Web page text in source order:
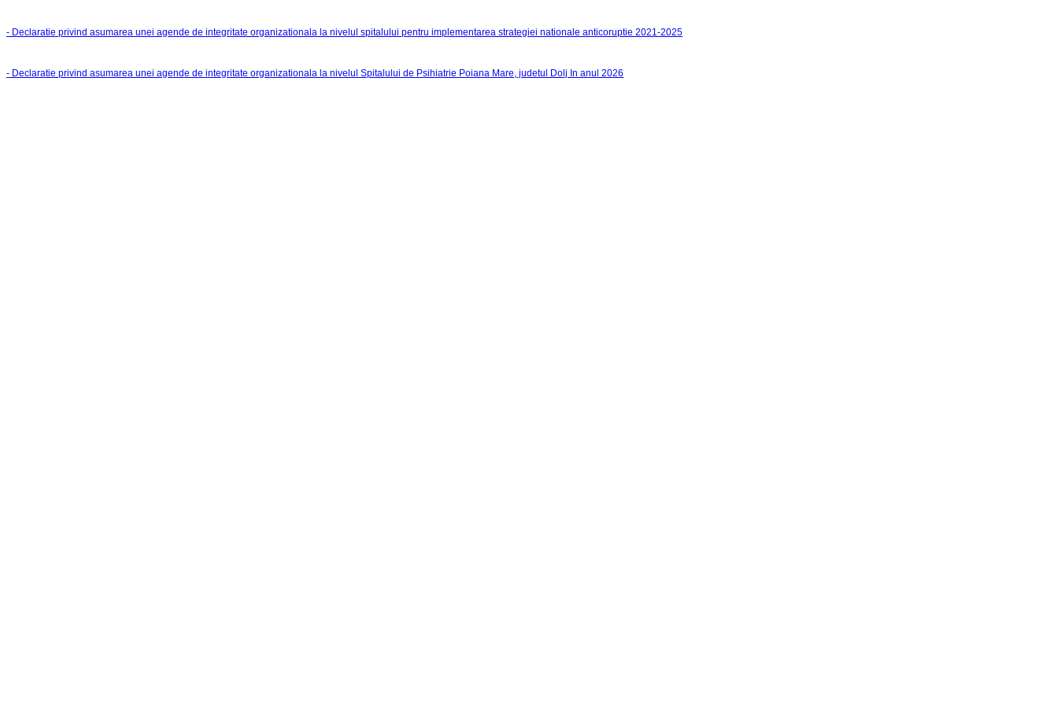
- Declaratie privind asumarea unei agende de integritate organizationala la nivelul spitalului pentru implementarea strategiei nationale anticoruptie 2021-2025
- Declaratie privind asumarea unei agende de integritate organizationala la nivelul Spitalului de Psihiatrie Poiana Mare, judetul Dolj In anul 2026